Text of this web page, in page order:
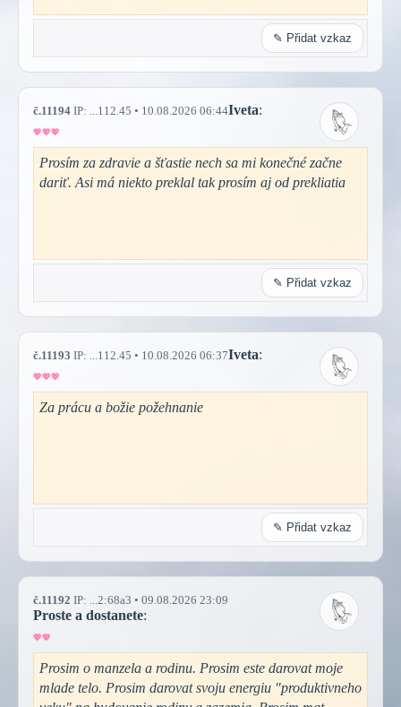
✎ Přidat vzkaz
č.11194 IP: ...112.45 • 10.08.2026 06:44Iveta:
Prosím za zdravie a šťastie nech sa mi konečné začne
dariť. Asi má niekto preklal tak prosím aj od prekliatia
✎ Přidat vzkaz
č.11193 IP: ...112.45 • 10.08.2026 06:37Iveta:
Za prácu a božie požehnanie
✎ Přidat vzkaz
č.11192 IP: ...2:68a3 • 09.08.2026 23:09
Proste a dostanete:
Prosim o manzela a rodinu. Prosim este darovat moje
mlade telo. Prosim darovat svoju energiu "produktivneho